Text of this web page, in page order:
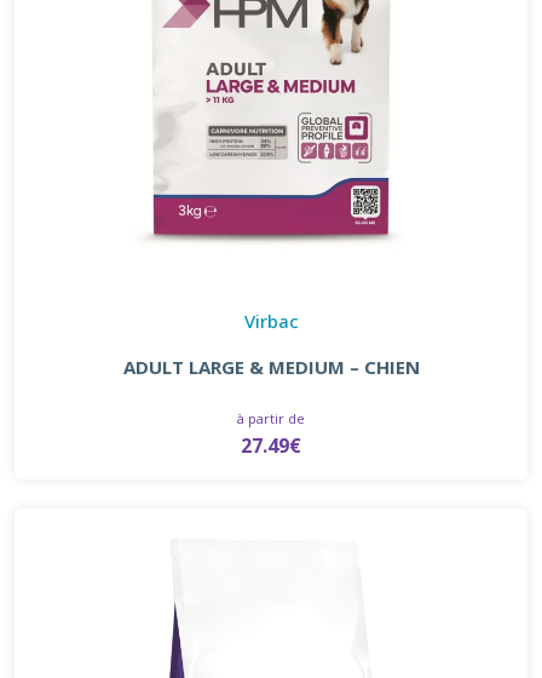
Virbac
ADULT LARGE & MEDIUM – CHIEN
à partir de
27.49€